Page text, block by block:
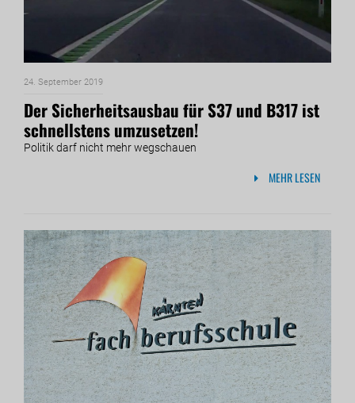
24. September 2019
Der Sicherheitsausbau für S37 und B317 ist
schnellstens umzusetzen!
Politik darf nicht mehr wegschauen
MEHR LESEN